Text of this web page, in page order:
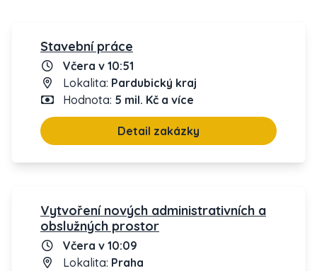
Stavební práce
Včera v 10:51
Lokalita: Pardubický kraj
Hodnota: 5 mil. Kč a více
Detail zakázky
Vytvoření nových administrativních a
obslužných prostor
Včera v 10:09
Lokalita: Praha